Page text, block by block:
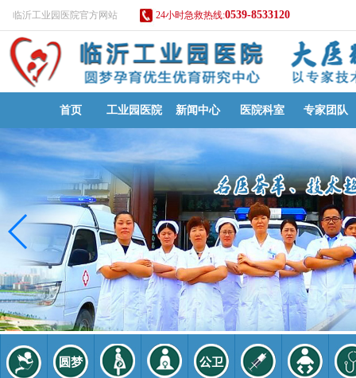
临沂工业园医院官方网站 24小时急救热线:0539-8533120
首页 工业园医院 新闻中心 医院科室 专家团队